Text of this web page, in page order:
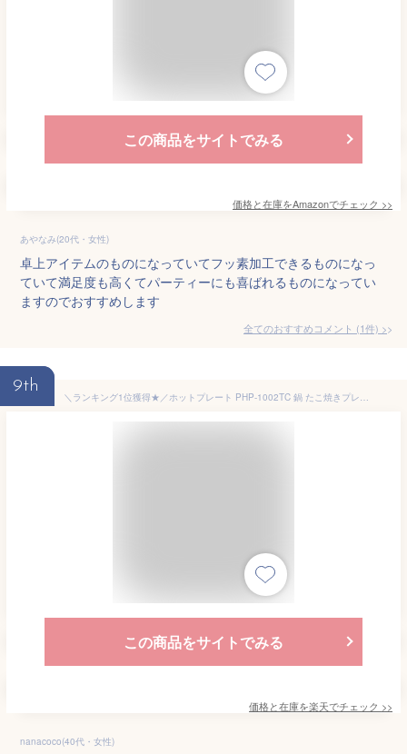
この商品をサイトでみる
価格と在庫をAmazonでチェック >>
あやなみ(20代・女性)
卓上アイテムのものになっていてフッ素加工できるものになっ
ていて満足度も高くてパーティーにも喜ばれるものになってい
ますのでおすすめします
全てのおすすめコメント (1件) >
9th
＼ランキング1位獲得★／ホットプレート PHP-1002TC 鍋 たこ焼きプレート おしゃれ 2WAY アイリスオーヤマ セラミック 着脱式 1000W 最大250℃ 深鍋 ふた付き かわいい ギフト プレゼント コンパクト 小型 焼き肉 おでん 卓上 温度調節 保温
この商品をサイトでみる
価格と在庫を楽天でチェック >>
nanacoco(40代・女性)